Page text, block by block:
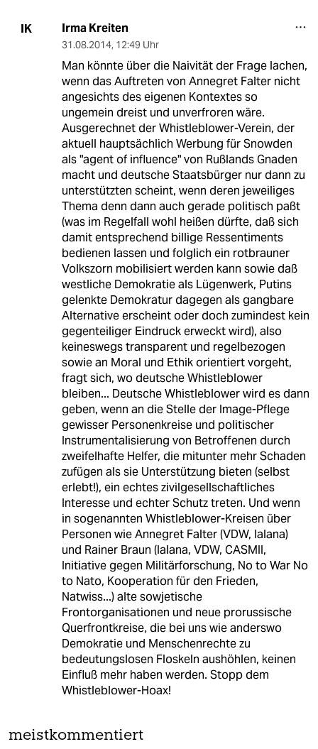
IK Irma Kreiten
31.08.2014, 12:49 Uhr
Man könnte über die Naivität der Frage lachen,
wenn das Auftreten von Annegret Falter nicht
angesichts des eigenen Kontextes so
ungemein dreist und unverfroren wäre.
Ausgerechnet der Whistleblower-Verein, der
aktuell hauptsächlich Werbung für Snowden
als "agent of influence" von Rußlands Gnaden
macht und deutsche Staatsbürger nur dann zu
unterstützten scheint, wenn deren jeweiliges
Thema denn dann auch gerade politisch paßt
(was im Regelfall wohl heißen dürfte, daß sich
damit entsprechend billige Ressentiments
bedienen lassen und folglich ein rotbrauner
Volkszorn mobilisiert werden kann sowie daß
westliche Demokratie als Lügenwerk, Putins
gelenkte Demokratur dagegen als gangbare
Alternative erscheint oder doch zumindest kein
gegenteiliger Eindruck erweckt wird), also
keineswegs transparent und regelbezogen
sowie an Moral und Ethik orientiert vorgeht,
fragt sich, wo deutsche Whistleblower
bleiben... Deutsche Whistleblower wird es dann
geben, wenn an die Stelle der Image-Pflege
gewisser Personenkreise und politischer
Instrumentalisierung von Betroffenen durch
zweifelhafte Helfer, die mitunter mehr Schaden
zufügen als sie Unterstützung bieten (selbst
erlebt!), ein echtes zivilgesellschaftliches
Interesse und echter Schutz treten. Und wenn
in sogenannten Whistleblower-Kreisen über
Personen wie Annegret Falter (VDW, Ialana)
und Rainer Braun (Ialana, VDW, CASMII,
Initiative gegen Militärforschung, No to War No
to Nato, Kooperation für den Frieden,
Natwiss...) alte sowjetische
Frontorganisationen und neue prorussische
Querfrontkreise, die bei uns wie anderswo
Demokratie und Menschenrechte zu
bedeutungslosen Floskeln aushöhlen, keinen
Einfluß mehr haben werden. Stopp dem
Whistleblower-Hoax!
meistkommentiert